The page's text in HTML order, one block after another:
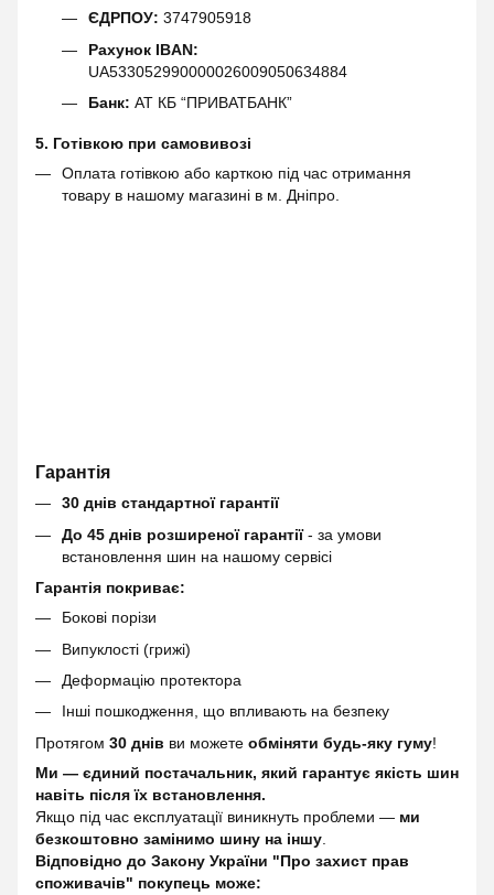
ЄДРПОУ: 3747905918
Рахунок IBAN:
UA533052990000026009050634884
Банк: АТ КБ “ПРИВАТБАНК”
5. Готівкою при самовивозі
Оплата готівкою або карткою під час отримання
товару в нашому магазині в м. Дніпро.
Гарантія
30 днів стандартної гарантії
До 45 днів розширеної гарантії- за умови
встановлення шин на нашому сервісі
Гарантія покриває:
Бокові порізи
Випуклості (грижі)
Деформацію протектора
Інші пошкодження, що впливають на безпеку
Протягом 30 днів ви можете обміняти будь-яку гуму!
Ми — єдиний постачальник, який гарантує якість шин
навіть після їх встановлення.
Якщо під час експлуатації виникнуть проблеми — ми
безкоштовно замінимо шину на іншу
Відповідно до Закону України "Про захист прав
споживачів" покупець може: